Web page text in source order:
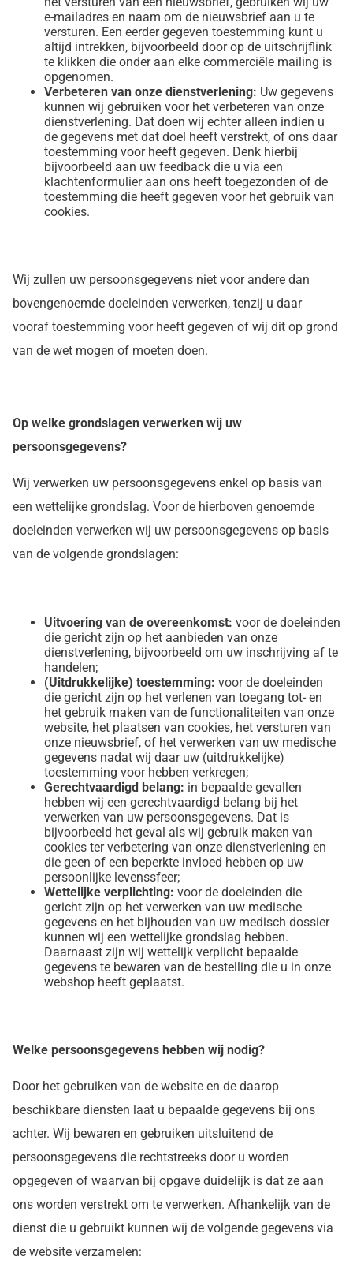
e-mailadres en naam om de nieuwsbrief aan u te
versturen. Een eerder gegeven toestemming kunt u
altijd intrekken, bijvoorbeeld door op de uitschrijflink
te klikken die onder aan elke commerciële mailing is
opgenomen.
Verbeteren van onze dienstverlening: Uw gegevens
kunnen wij gebruiken voor het verbeteren van onze
dienstverlening. Dat doen wij echter alleen indien u
de gegevens met dat doel heeft verstrekt, of ons daar
toestemming voor heeft gegeven. Denk hierbij
bijvoorbeeld aan uw feedback die u via een
klachtenformulier aan ons heeft toegezonden of de
toestemming die heeft gegeven voor het gebruik van
cookies.
Wij zullen uw persoonsgegevens niet voor andere dan
bovengenoemde doeleinden verwerken, tenzij u daar
vooraf toestemming voor heeft gegeven of wij dit op grond
van de wet mogen of moeten doen.
Op welke grondslagen verwerken wij uw
persoonsgegevens?
Wij verwerken uw persoonsgegevens enkel op basis van
een wettelijke grondslag. Voor de hierboven genoemde
doeleinden verwerken wij uw persoonsgegevens op basis
van de volgende grondslagen:
Uitvoering van de overeenkomst: voor de doeleinden
die gericht zijn op het aanbieden van onze
dienstverlening, bijvoorbeeld om uw inschrijving af te
handelen;
(Uitdrukkelijke) toestemming: voor de doeleinden
die gericht zijn op het verlenen van toegang tot- en
het gebruik maken van de functionaliteiten van onze
website, het plaatsen van cookies, het versturen van
onze nieuwsbrief, of het verwerken van uw medische
gegevens nadat wij daar uw (uitdrukkelijke)
toestemming voor hebben verkregen;
Gerechtvaardigd belang: in bepaalde gevallen
hebben wij een gerechtvaardigd belang bij het
verwerken van uw persoonsgegevens. Dat is
bijvoorbeeld het geval als wij gebruik maken van
cookies ter verbetering van onze dienstverlening en
die geen of een beperkte invloed hebben op uw
persoonlijke levenssfeer;
Wettelijke verplichting: voor de doeleinden die
gericht zijn op het verwerken van uw medische
gegevens en het bijhouden van uw medisch dossier
kunnen wij een wettelijke grondslag hebben.
Daarnaast zijn wij wettelijk verplicht bepaalde
gegevens te bewaren van de bestelling die u in onze
webshop heeft geplaatst.
Welke persoonsgegevens hebben wij nodig?
Door het gebruiken van de website en de daarop
beschikbare diensten laat u bepaalde gegevens bij ons
achter. Wij bewaren en gebruiken uitsluitend de
persoonsgegevens die rechtstreeks door u worden
opgegeven of waarvan bij opgave duidelijk is dat ze aan
ons worden verstrekt om te verwerken. Afhankelijk van de
dienst die u gebruikt kunnen wij de volgende gegevens via
de website verzamelen: